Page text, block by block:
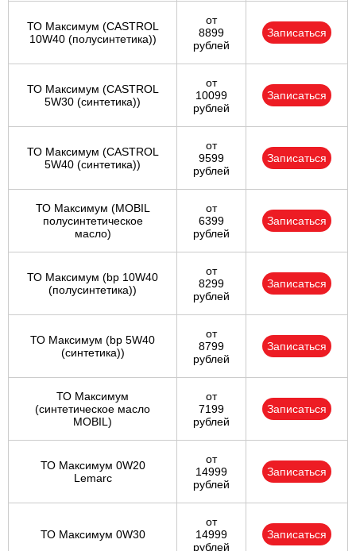
ТО Максимум (CASTROL
10W40 (полусинтетика))
от
8899
рублей
Записаться
ТО Максимум (CASTROL
5W30 (синтетика))
от
10099
рублей
Записаться
ТО Максимум (CASTROL
5W40 (синтетика))
от
9599
рублей
Записаться
ТО Максимум (MOBIL
полуcинтетическое
масло)
от
6399
рублей
Записаться
ТО Максимум (bp 10W40
(полусинтетика))
от
8299
рублей
Записаться
ТО Максимум (bp 5W40
(синтетика))
от
8799
рублей
Записаться
ТО Максимум
(cинтетическое масло
MOBIL)
от
7199
рублей
Записаться
ТО Максимум 0W20
Lemarc
от
14999
рублей
Записаться
ТО Максимум 0W30
от
14999
рублей
Записаться